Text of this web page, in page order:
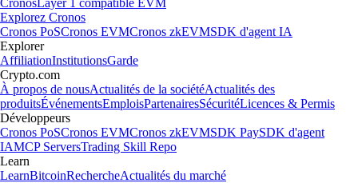
CronosLayer 1 compatible EVM
Explorez Cronos
Cronos PoSCronos EVMCronos zkEVMSDK d'agent IA
Explorer
AffiliationInstitutionsGarde
Crypto.com
À propos de nousActualités de la sociétéActualités des
produitsÉvénementsEmploisPartenairesSécuritéLicences & Permis
Développeurs
Cronos PoSCronos EVMCronos zkEVMSDK PaySDK d'agent
IAMCP ServersTrading Skill Repo
Learn
LearnBitcoinRechercheActualités du marché